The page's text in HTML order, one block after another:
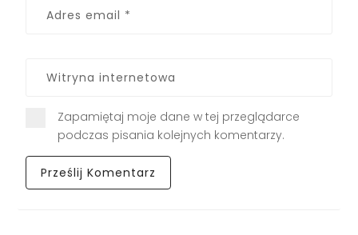
Zapamiętaj moje dane w tej przeglądarce
podczas pisania kolejnych komentarzy.